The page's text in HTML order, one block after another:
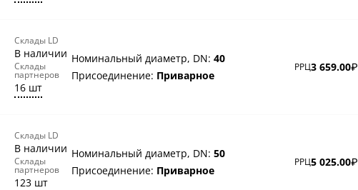
Склады LD
В наличии
Склады
партнеров
16 шт
Номинальный диаметр, DN: 40
Присоединение: Приварное
РРЦ3 659.00₽
Склады LD
В наличии
Склады
партнеров
123 шт
Номинальный диаметр, DN: 50
Присоединение: Приварное
РРЦ5 025.00₽